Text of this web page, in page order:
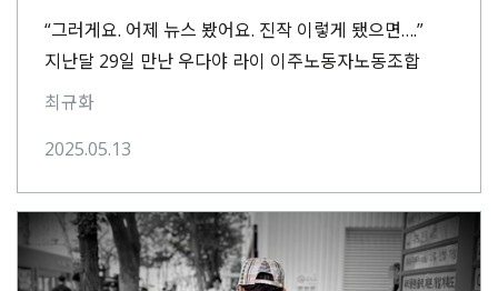
“그러게요. 어제 뉴스 봤어요. 진작 이렇게 됐으면….”
지난달 29일 만난 우다야 라이 이주노동자노동조합
위원장의 말. 기자가 ‘그 사장’의 구속 소식을⋯
최규화
2025.05.13